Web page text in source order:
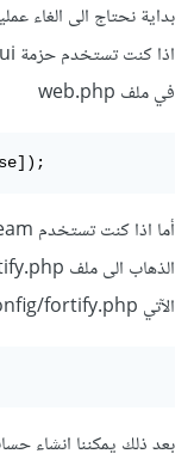
بداية نحتاج الى الغاء
في ملف web.php
الآتي config/fortify.php ثم تقوم بعمل تعليق لهذا السطر
بعد ذلك يمكننا انشاء